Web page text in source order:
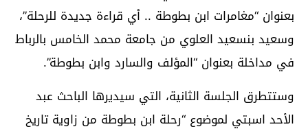
بعنوان “مغامرات ابن بطوطة .. أي قراءة جديدة للرحلة”،
وسعيد بنسعيد العلوي من جامعة محمد الخامس بالرباط
في مداخلة بعنوان “المؤلف والسارد وابن بطوطة”.
وستتطرق الجلسة الثانية، التي سيديرها الباحث عبد
الأحد اسبتي لموضوع “رحلة ابن بطوطة من زاوية تاريخ